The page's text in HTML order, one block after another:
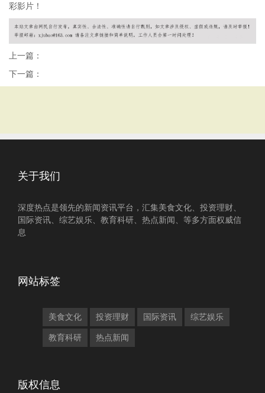
彩影片！
上一篇：
下一篇：
关于我们
深度热点是领先的新闻资讯平台，汇集美食文化、投资理财、
国际资讯、综艺娱乐、教育科研、热点新闻、等多方面权威信
息
网站标签
美食文化 投资理财 国际资讯 综艺娱乐
教育科研 热点新闻
版权信息